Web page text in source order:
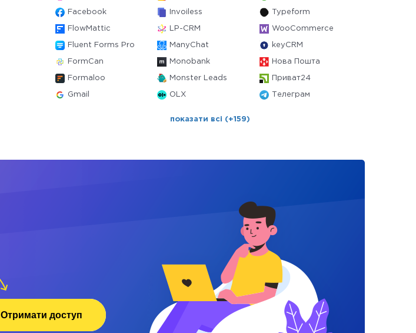
Facebook Invoiless Typeform
FlowMattic LP-CRM WooCommerce
Fluent Forms Pro ManyChat keyCRM
FormCan Monobank Нова Пошта
Formaloo Monster Leads Приват24
Gmail OLX Телеграм
показати всі (+159)
Отримати доступ